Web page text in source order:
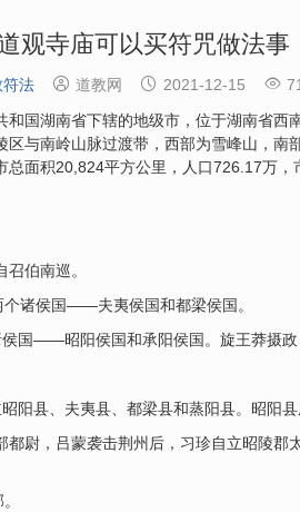
观寺庙可以买符咒做法事
符法  道教网  2021-12-15 
国湖南省下辖的地级市，位于湖南省西
与南岭山脉过渡带，西部为雪峰山，南
面积20,824平方公里，人口726.17万，
伯南巡。
诸侯国——夫夷侯国和都梁侯国。
国——昭阳侯国和承阳侯国。旋王莽摄政
阳县、夫夷县、都梁县和蒸阳县。昭阳县
尉，吕蒙袭击荆州后，习珍自立昭陵郡